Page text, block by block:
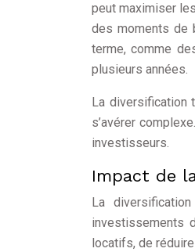
peut maximiser
des moments de
terme, comme
plusieurs années.
La diversification
s’avérer
investisseurs.
Impact de
La
investissements
locatifs, de